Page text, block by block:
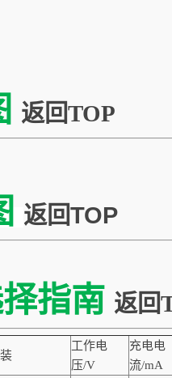
返回TOP
返回TOP
指南 返回
工作电
压/V
充电电
流/mA